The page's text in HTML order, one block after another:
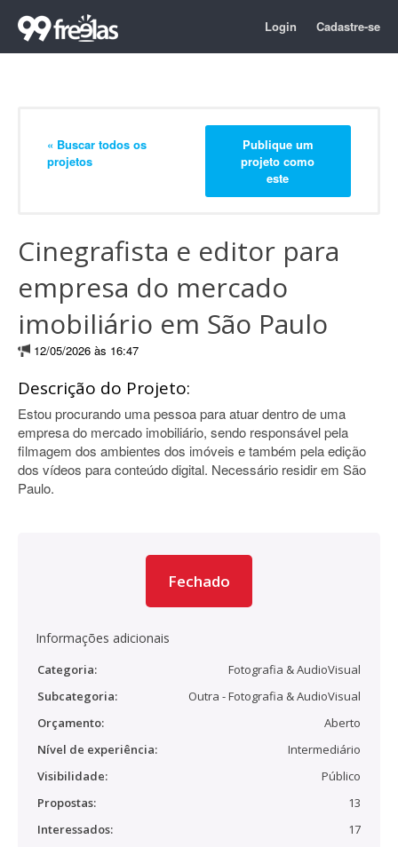
Login Cadastre-se
« Buscar todos os
projetos
Publique um
projeto como
este
Cinegrafista e editor para
empresa do mercado
imobiliário em São Paulo
12/05/2026 às 16:47
Descrição do Projeto:
Estou procurando uma pessoa para atuar dentro de uma
empresa do mercado imobiliário, sendo responsável pela
filmagem dos ambientes dos imóveis e também pela edição
dos vídeos para conteúdo digital. Necessário residir em São
Paulo.
Fechado
Informações adicionais
Categoria:
Fotografia & AudioVisual
Subcategoria:
Outra - Fotografia & AudioVisual
Orçamento:
Aberto
Nível de experiência:
Intermediário
Visibilidade:
Público
Propostas:
13
Interessados:
17